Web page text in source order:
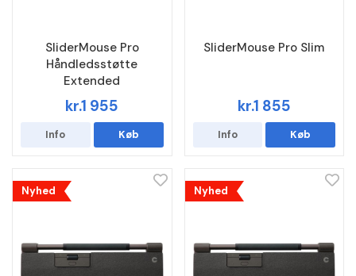
SliderMouse Pro
Håndledsstøtte
Extended
kr.1 955
Info Køb
SliderMouse Pro Slim
kr.1 855
Info Køb
Nyhed Nyhed